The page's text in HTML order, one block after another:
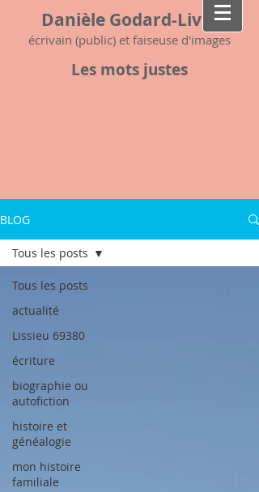
Danièle Godard-Livet
écrivain (public) et faiseuse d'images
Les mots justes
BLOG
Tous les posts
actualité
Lissieu 69380
écriture
biographie ou
autofiction
histoire et
généalogie
mon histoire
familiale
Tous les posts